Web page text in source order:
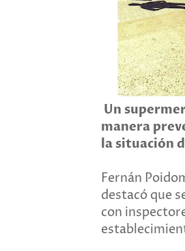
Un
manera
la situación
Fernán
destacó que
con